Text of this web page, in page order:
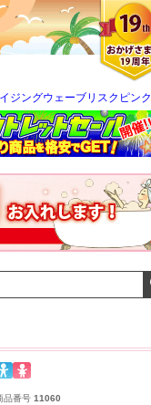
ジングウェーブリスクピンク
品番号 11060